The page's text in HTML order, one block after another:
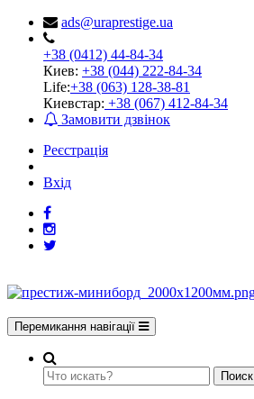
ads@uraprestige.ua
+38 (0412) 44-84-34
Киев: +38 (044) 222-84-34
Life:+38 (063) 128-38-81
Киевстар: +38 (067) 412-84-34
Замовити дзвінок
Реєстрація
Вхід
Перемикання навігації
Поиск